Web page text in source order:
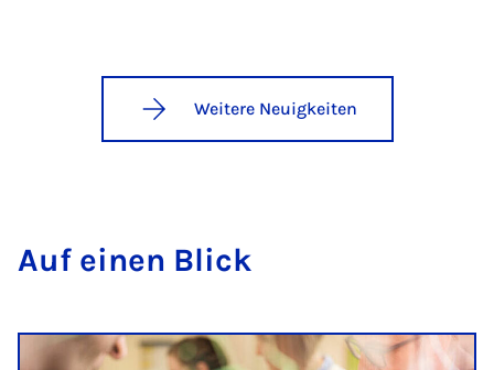
Weitere Neuigkeiten
Auf einen Blick